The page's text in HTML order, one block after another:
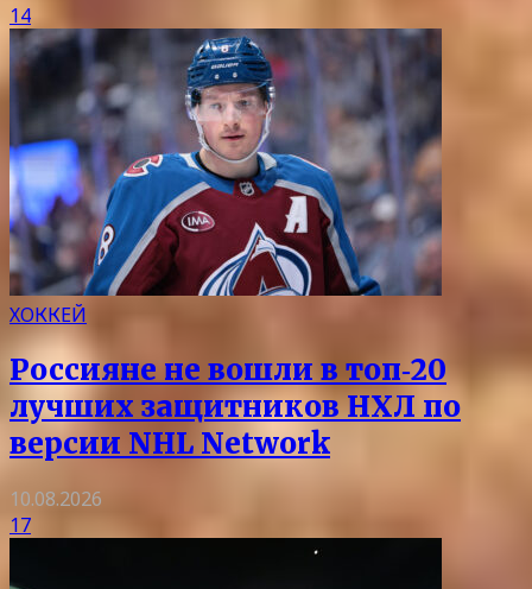
14
ХОККЕЙ
Россияне не вошли в топ‑20
лучших защитников НХЛ по
версии NHL Network
10.08.2026
17